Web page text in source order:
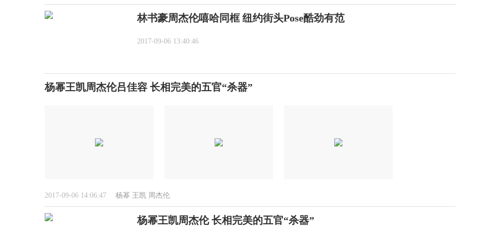
林书豪周杰伦嘻哈同框 纽约街头Pose酷劲有范
2017-09-06 13:40:46
杨幂王凯周杰伦吕佳容 长相完美的五官“杀器”
2017-09-06 14:06:47 杨幂 王凯 周杰伦
杨幂王凯周杰伦 长相完美的五官“杀器”